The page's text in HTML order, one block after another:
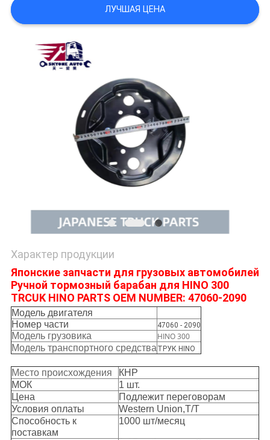
PRIVACY
POLICY
ЛУЧШАЯ ЦЕНА
Характер продукции
Японские запчасти для грузовых автомобилей
Ручной тормозный барабан для HINO 300
TRCUK HINO PARTS OEM NUMBER: 47060-2090
Модель двигателя
Номер части
47060 - 2090
Модель грузовика
HINO 300
Модель транспортного средстваТРУК HINO
Место происхождения
КНР
МОК
1 шт.
Цена
Подлежит переговорам
Условия оплаты
Western Union,T/T
Способность к
поставкам
1000 шт/месяц